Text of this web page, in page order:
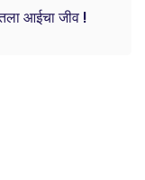
आईचा जीव !